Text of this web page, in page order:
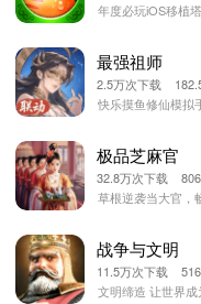
年度必玩iOS移植塔
最强祖师
2.5万次下载
快乐摸鱼修仙模拟
极品芝麻官
32.8万次下载
草根逆袭当大官，
战争与文明
11.5万次下载
文明缔造 让世界